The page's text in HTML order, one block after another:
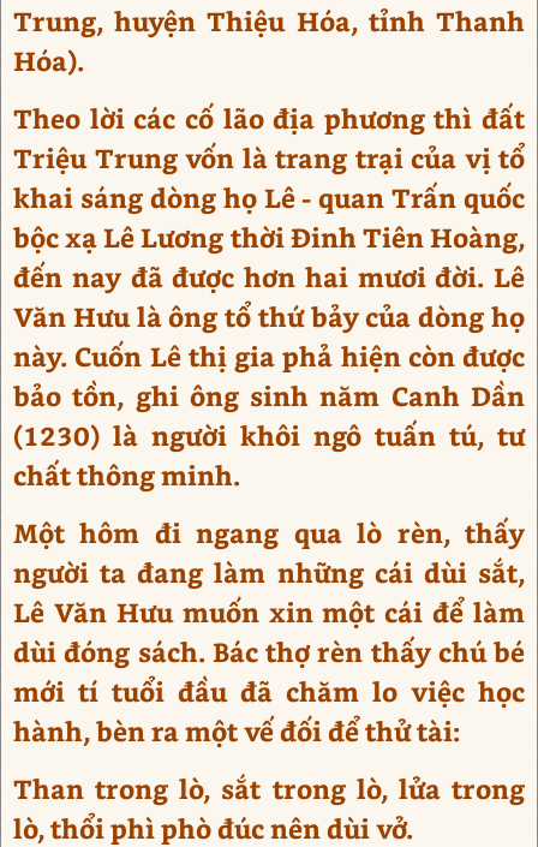
Trung, huyện Thiệu Hóa, tỉnh Thanh
Hóa).
Theo lời các cố lão địa phương thì đất
Triệu Trung vốn là trang trại của vị tổ
khai sáng dòng họ Lê - quan Trấn quốc
bộc xạ Lê Lương thời Đinh Tiên Hoàng,
đến nay đã được hơn hai mươi đời. Lê
Văn Hưu là ông tổ thứ bảy của dòng họ
này. Cuốn Lê thị gia phả hiện còn được
bảo tồn, ghi ông sinh năm Canh Dần
(1230) là người khôi ngô tuấn tú, tư
chất thông minh.
Một hôm đi ngang qua lò rèn, thấy
người ta đang làm những cái dùi sắt,
Lê Văn Hưu muốn xin một cái để làm
dùi đóng sách. Bác thợ rèn thấy chú bé
mới tí tuổi đầu đã chăm lo việc học
hành, bèn ra một vế đối để thử tài:
Than trong lò, sắt trong lò, lửa trong
lò, thổi phì phò đúc nên dùi vở.